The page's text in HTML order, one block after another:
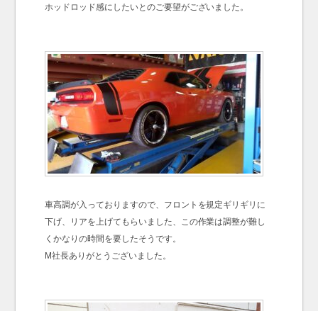
ホッドロッド感にしたいとのご要望がございました。
車高調が入っておりますので、フロントを規定ギリギリに
下げ、リアを上げてもらいました、この作業は調整が難し
くかなりの時間を要したそうです。
M社長ありがとうございました。